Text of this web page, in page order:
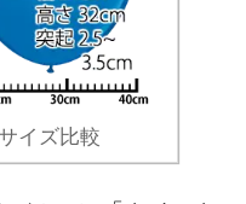
イズ比較